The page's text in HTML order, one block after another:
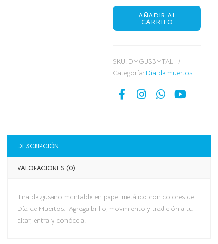
AÑADIR AL
CARRITO
SKU: DMGUS3MTAL
Categoría: Día de muertos
DESCRIPCIÓN
VALORACIONES (0)
Tira de gusano montable en papel metálico con colores de
Día de Muertos. ¡Agrega brillo, movimiento y tradición a tu
altar, entra y conócela!